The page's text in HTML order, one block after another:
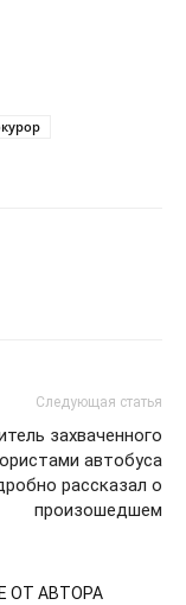
Следующая статья
захваченного
автобуса
рассказал о
произошедшем
ОТ АВТОРА